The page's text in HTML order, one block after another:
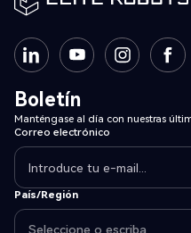
Boletín
Manténgase al día con nuestras
Correo electrónico
País/Región